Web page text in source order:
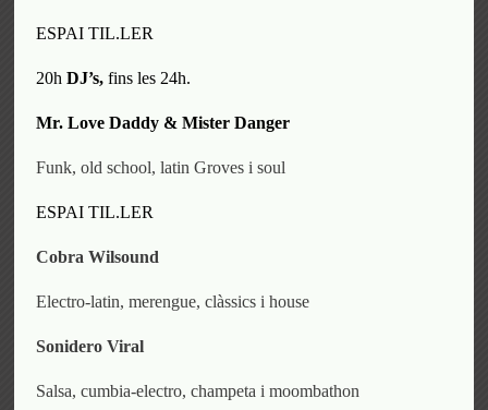
ESPAI TIL.LER
20hDJ’s, fins les 24h.
Mr. Love Daddy & Mister Danger
Funk, old school, latin Groves i soul
ESPAI TIL.LER
Cobra Wilsound
Electro-latin, merengue, clàssics i house
Sonidero Viral
Salsa, cumbia-electro, champeta i moombathon